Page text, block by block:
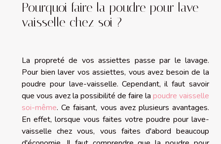
Pourquoi faire la poudre pour lave-
vaisselle chez soi ?
La propreté de vos assiettes passe par le lavage.
Pour bien laver vos assiettes, vous avez besoin de la
poudre pour lave-vaisselle. Cependant, il faut savoir
que vous avez la possibilité de faire la poudre vaisselle
soi-même. Ce faisant, vous avez plusieurs avantages.
En effet, lorsque vous faites votre poudre pour lave-
vaisselle chez vous, vous faites d'abord beaucoup